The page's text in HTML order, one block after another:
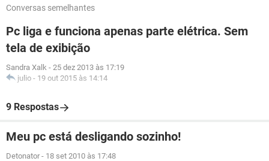
Conversas semelhantes
Pc liga e funciona apenas parte elétrica. Sem
tela de exibição
Sandra Xalk - 25 dez 2013 às 17:19
julio - 19 out 2015 às 14:14
9 Respostas
Meu pc está desligando sozinho!
Detonator - 18 set 2010 às 17:48